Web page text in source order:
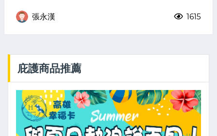
張永漢 1615
庇護商品推薦